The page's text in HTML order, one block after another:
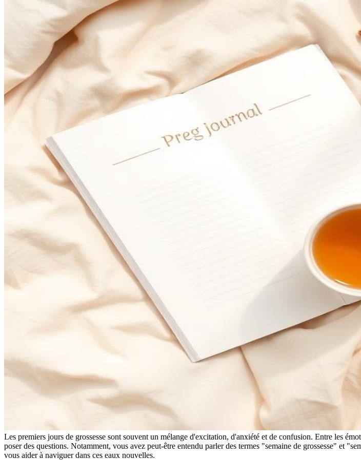
Les premiers jours de grossesse sont souvent un mélange d'excitation, d'anxiété et de confusion. Entre les
poser des questions. Notamment, vous avez peut-être entendu parler des termes "semaine de grossesse" et
vous aider à naviguer dans ces eaux nouvelles.